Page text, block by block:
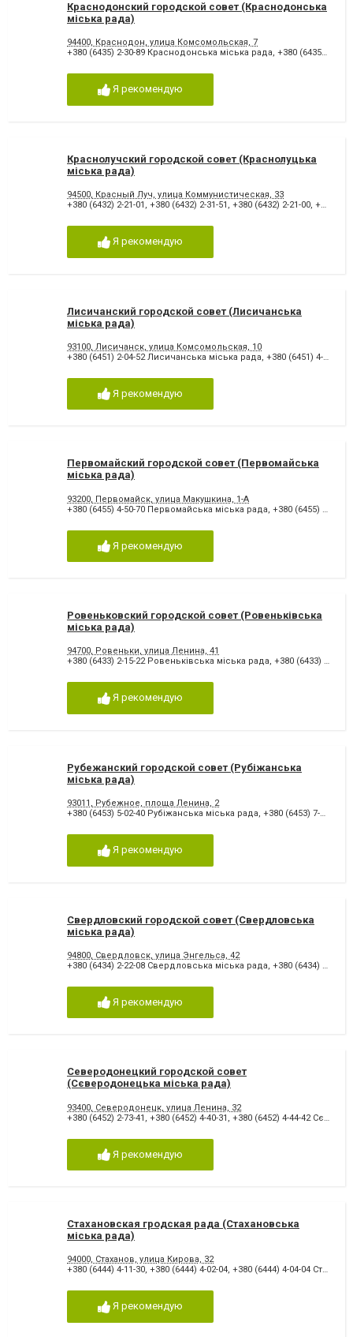
Краснодонский городской совет (Краснодонська
міська рада)
94400, Краснодон, улица Комсомольская, 7
+380 (6435) 2-30-89 Краснодонська міська рада, +380 (6435) 2-24-52
Я рекомендую
Краснолучский городской совет (Краснолуцька
міська рада)
94500, Красный Луч, улица Коммунистическая, 33
+380 (6432) 2-21-01 , +380 (6432) 2-31-51 , +380 (6432) 2-21-00, +380 (6432) 3-45-67 Краснолуцька міська рада
Я рекомендую
Лисичанский городской совет (Лисичанська
міська рада)
93100, Лисичанск, улица Комсомольская, 10
+380 (6451) 2-04-52 Лисичанська міська рада, +380 (6451) 4-52-60
Я рекомендую
Первомайский городской совет (Первомайська
міська рада)
93200, Первомайск, улица Макушкина, 1-А
+380 (6455) 4-50-70 Первомайська міська рада +380 (6455) 4-41-38
Я рекомендую
Ровеньковский городской совет (Ровеньківська
міська рада)
94700, Ровеньки, улица Ленина, 41
+380 (6433) 2-15-22 Ровеньківська міська рада, +380 (6433) 2-03-32
Я рекомендую
Рубежанский городской совет (Рубіжанська
міська рада)
93011, Рубежное, площа Ленина, 2
+380 (6453) 5-02-40 Рубіжанська міська рада, +380 (6453) 7-41-43
Я рекомендую
Свердловский городской совет (Свердловська
міська рада)
94800, Свердловск, улица Энгельса, 42
+380 (6434) 2-22-08 Свердловська міська рада, +380 (6434) 2-26-46
Я рекомендую
Северодонецкий городской совет
(Сєверодонецька міська рада)
93400, Северодонецк, улица Ленина, 32
+380 (6452) 2-73-41 , +380 (6452) 4-40-31 , +380 (6452) 4-44-42 Сєверодонецька міська рада
Я рекомендую
Стахановская гродская рада (Стахановська
міська рада)
94000, Стаханов, улица Кирова, 32
+380 (6444) 4-11-30, +380 (6444) 4-02-04, +380 (6444) 4-04-04 Стахановська міська рада
Я рекомендую